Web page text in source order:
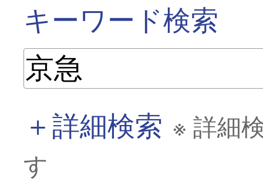
キーワード検索
＋詳細検索 ※ 詳細
す